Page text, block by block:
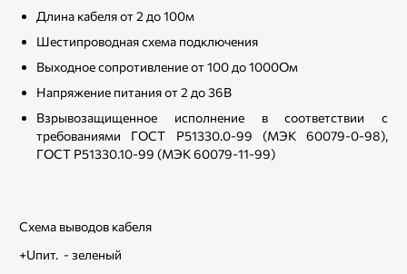
Длина кабеля от 2 до 100м
Шестипроводная схема подключения
Выходное сопротивление от 100 до 1000Ом
Напряжение питания от 2 до 36В
Взрывозащищенное исполнение в соответствии с
требованиями ГОСТ Р51330.0-99 (МЭК 60079-0-98),
ГОСТ Р51330.10-99 (МЭК 60079-11-99)
Схема выводов кабеля
+Uпит. - зеленый